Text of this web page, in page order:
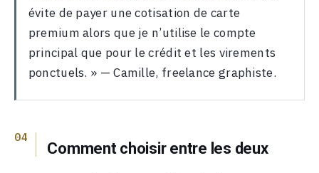
évite de payer une cotisation de carte
premium alors que je n’utilise le compte
principal que pour le crédit et les virements
ponctuels. » — Camille, freelance graphiste.
Comment choisir entre les deux